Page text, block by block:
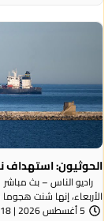
الحوثيون: استهداف
راديو الناس – بث مباشر
الأربعاء، ⁠إنها شنت
5 أغسطس 2026 | 12:18 مساءً